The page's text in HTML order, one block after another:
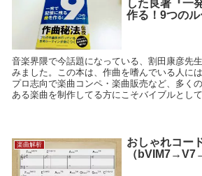
した良著『一
作る！9つのル
音楽界隈で今話題になっている、割田康彦先
みました。この本は、作曲を嗜んでいる人に
プロ志向で楽曲コンペ・楽曲販売など、多く
ある楽曲を制作してる方にこそバイブルとし
楽曲解析
おしゃれコー
（